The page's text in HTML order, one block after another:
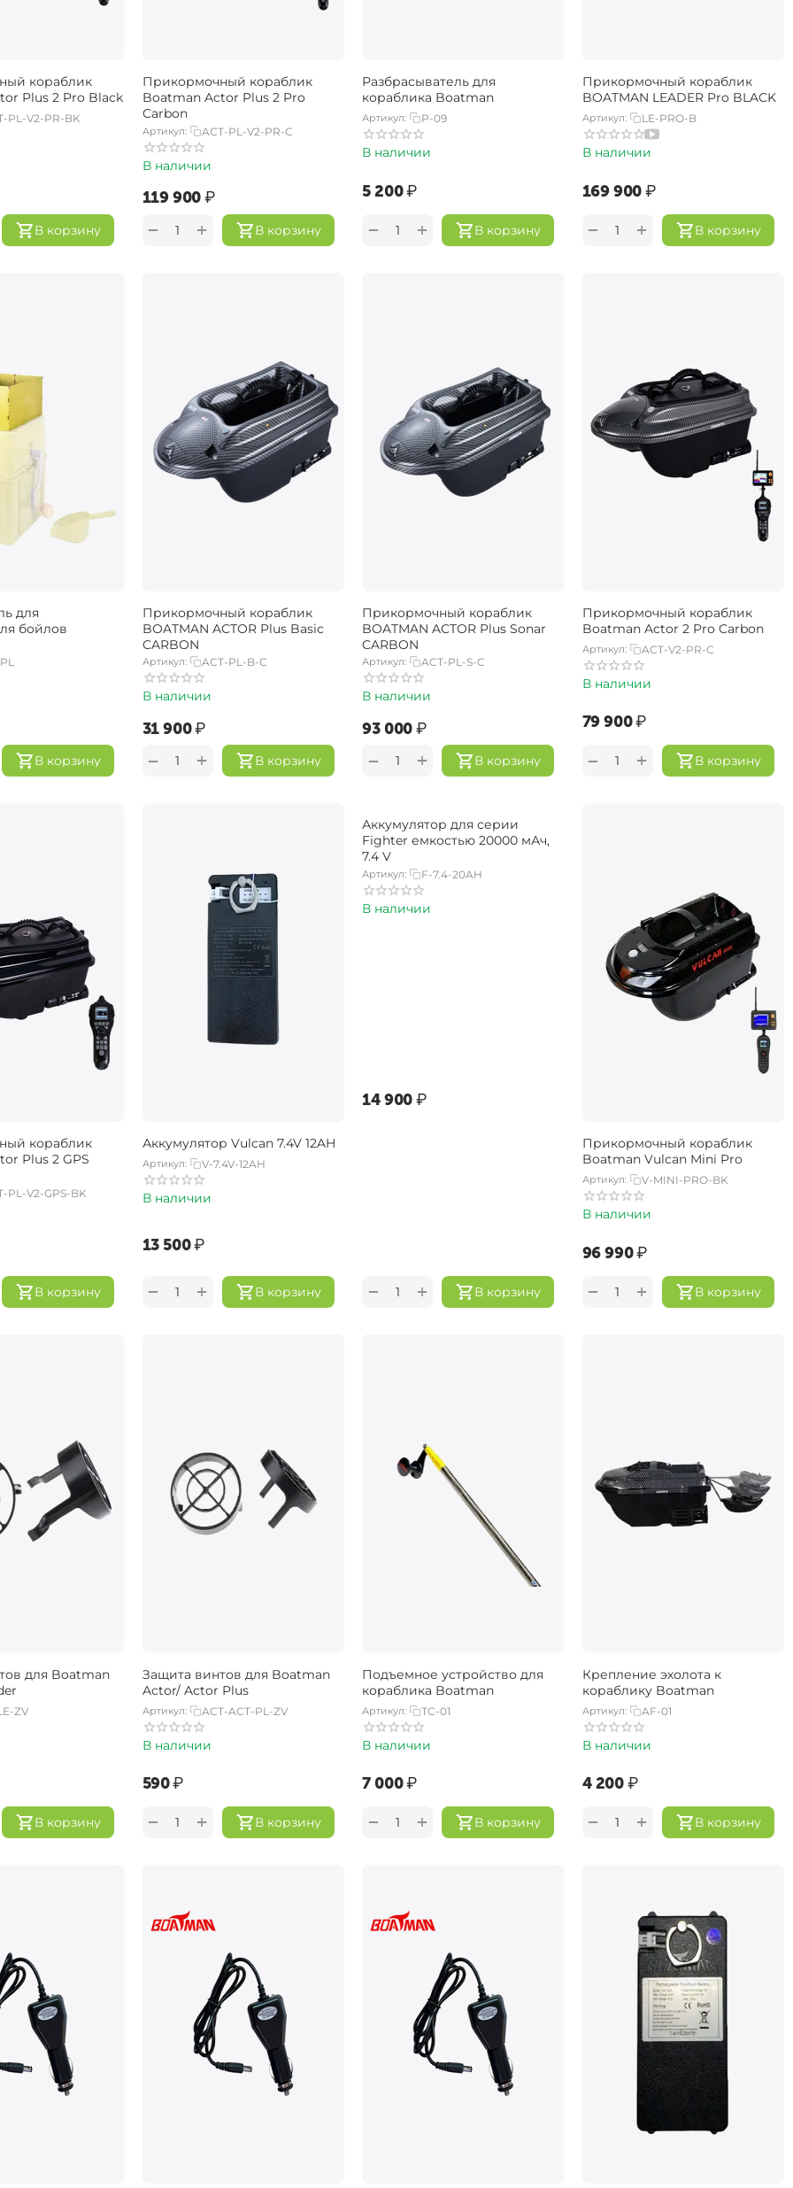
кораблик
Plus 2 Pro Black
PL-V2-PR-BK
В корзину
Прикормочный кораблик
Boatman Actor Plus 2 Pro
Carbon
Артикул: ACT-PL-V2-PR-C
В наличии
‍119 900‍₽
В корзину
+
−
Разбрасыватель для
кораблика Boatman
Артикул: P-09
В наличии
‍5 200‍₽
В корзину
+
−
Прикормочный кораблик
BOATMAN LEADER Pro BLACK
Артикул: LE-PRO-B
В наличии
‍169 900‍₽
В корзину
+
−
для
бойлов
В корзину
Прикормочный кораблик
BOATMAN ACTOR Plus Basic
CARBON
Артикул: ACT-PL-B-C
В наличии
‍31 900‍₽
В корзину
+
−
Прикормочный кораблик
BOATMAN ACTOR Plus Sonar
CARBON
Артикул: ACT-PL-S-C
В наличии
‍93 000‍₽
В корзину
+
−
Прикормочный кораблик
Boatman Actor 2 Pro Carbon
Артикул: ACT-V2-PR-C
В наличии
‍79 900‍₽
В корзину
+
−
кораблик
Plus 2 GPS
PL-V2-GPS-BK
В корзину
Аккумулятор Vulcan 7.4V 12AH
Артикул: V-7.4V-12AH
В наличии
‍13 500‍₽
В корзину
+
−
Аккумулятор для серии
Fighter емкостью 20000 мАч,
7.4 V
Артикул: F-7.4-20AH
В наличии
‍14 900‍₽
В корзину
+
−
Прикормочный кораблик
Boatman Vulcan Mini Pro
Артикул: V-MINI-PRO-BK
В наличии
‍96 990‍₽
В корзину
+
−
для Boatman
ZV
В корзину
Защита винтов для Boatman
Actor/ Actor Plus
Артикул: ACT-ACT-PL-ZV
В наличии
‍590‍₽
В корзину
+
−
Подъемное устройство для
кораблика Boatman
Артикул: TC-01
В наличии
‍7 000‍₽
В корзину
+
−
Крепление эхолота к
кораблику Boatman
Артикул: AF-01
В наличии
‍4 200‍₽
В корзину
+
−